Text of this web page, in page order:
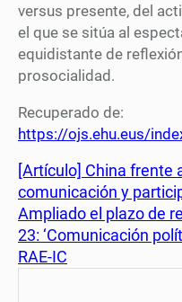
versus presente, del
el que se sitúa al
equidistante de
prosocialidad.
Recuperado de:
https://ojs.ehu.eus/
[Artículo] China frente
comunicación y
Ampliado el plazo de
23: ‘Comunicación
RAE-IC